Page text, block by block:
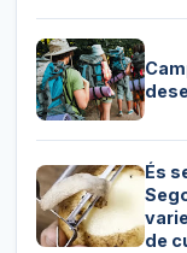
És
de